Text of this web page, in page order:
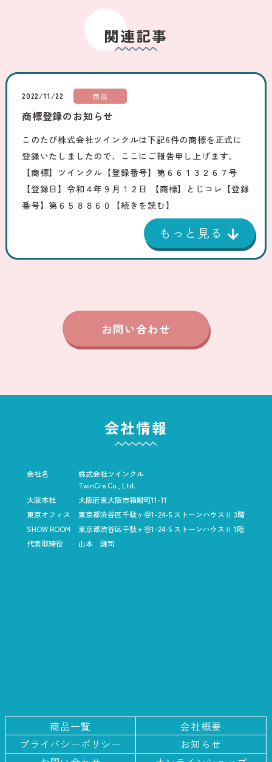
関連記事
2022/11/22 商品
商標登録のお知らせ
このたび株式会社ツインクルは下記6件の商標を正式に
登録いたしましたので、ここにご報告申し上げます。
【商標】ツインクル【登録番号】第６６１３２６７号
【登録日】令和４年９月１２日 【商標】とじコレ【登録
番号】第６５８８６０
【続きを読む】
お問い合わせ
会社情報
会社名
株式会社ツインクル
TwinCre Co., Ltd.
大阪本社
大阪府東大阪市箱殿町11-11
東京オフィス
東京都渋谷区千駄ヶ谷1-24-5 ストーンハウスⅡ 3階
SHOW ROOM
東京都渋谷区千駄ヶ谷1-24-5 ストーンハウスⅡ 1階
代表取締役
山本 謙司
商品一覧
会社概要
プライバシーポリシー
お知らせ